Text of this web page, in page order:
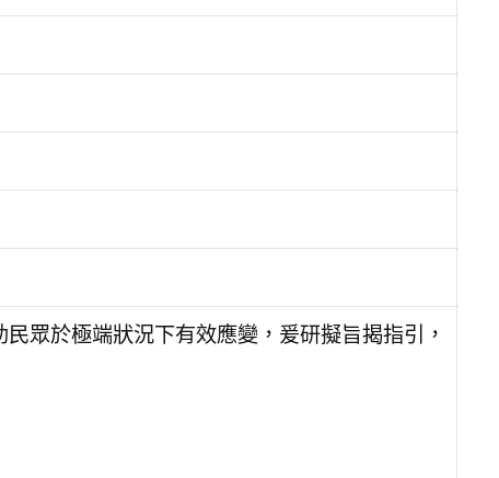
眾於極端狀況下有效應變，爰研擬旨揭指引，